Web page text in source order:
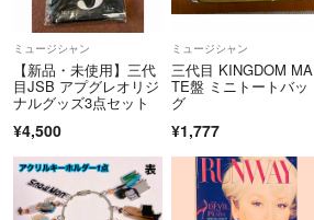
ミュージシャン
【新品・未使用】三代
目JSB アプグレオリジ
ナルグッズ3点セット
¥4,500
ミュージシャン
三代目 KINGDOM MA
TE盤 ミニトートバッ
グ
¥1,777